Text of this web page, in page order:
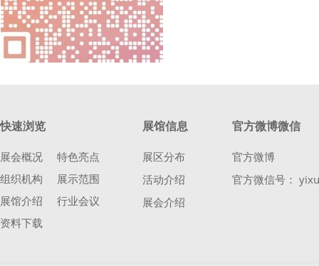
快速浏览
展会概况
特色亮点
组织机构
展示范围
展馆介绍
行业会议
资料下载
展馆信息
展区分布
活动介绍
展会介绍
官方微博微信
官方微博
官方微信号：